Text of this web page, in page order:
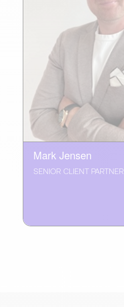
Mark Jensen
SENIOR CLIENT PARTNER